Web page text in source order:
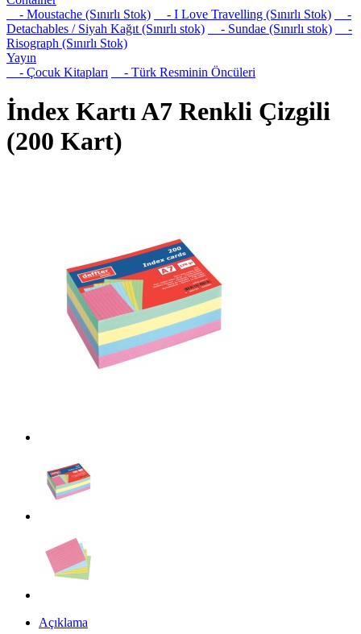
- Moustache (Sınırlı Stok)
- I Love Travelling (Sınırlı Stok)
-
Detachables / Siyah Kağıt (Sınırlı stok)
- Sundae (Sınırlı stok)
-
Risograph (Sınırlı Stok)
Yayın
- Çocuk Kitapları
- Türk Resminin Öncüleri
İndex Kartı A7 Renkli Çizgili
(200 Kart)
Açıklama